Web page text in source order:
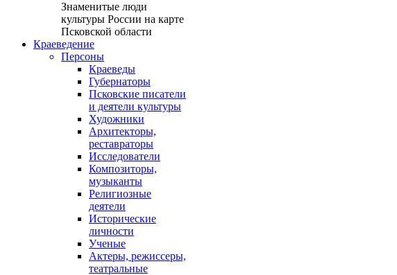
Знаменитые люди
культуры России на карте
Псковской области
Краеведение
Персоны
Краеведы
Губернаторы
Псковские писатели
и деятели культуры
Художники
Архитекторы,
реставраторы
Исследователи
Композиторы,
музыканты
Религиозные
деятели
Исторические
личности
Ученые
Актеры, режиссеры,
театральные